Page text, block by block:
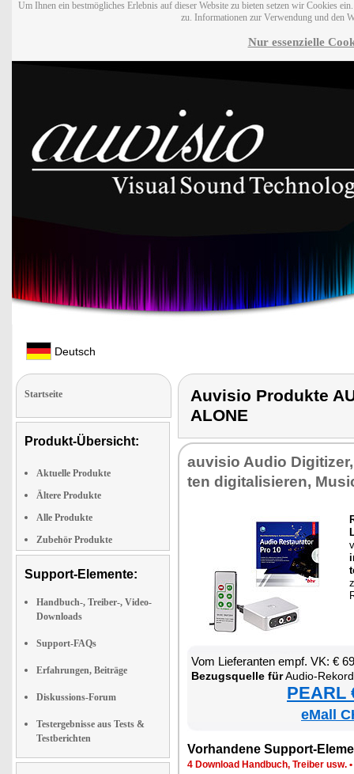
Um Ihnen ein bestmögliches Erlebnis auf dieser Website zu bieten setzen wir Cookies
zu. Informationen zur Verwendung und den
Nur essenzielle
Deutsch
Startseite
Produkt-Übersicht:
Aktuelle Produkte
Ältere Produkte
Alle Produkte
Zubehör Produkte
Support-Elemente:
Handbuch-, Treiber-, Video-
Downloads
Support-FAQs
Erfahrungen, Beiträge
Diskussions-Forum
Testergebnisse aus Tests &
Testberichten
Auvisio Produkte
ALONE
au­vi­sio Au­dio
ten di­gi­ta­li­sie­ren,
Vom Lie­fe­ran­ten empf. VK: €
Be­zugs­quel­le fürAu­dio-Re­kor­der &
PEARL
eMall
Vor­han­de­ne Sup­port-
4 Down­load Hand­buch, Trei­ber usw. •